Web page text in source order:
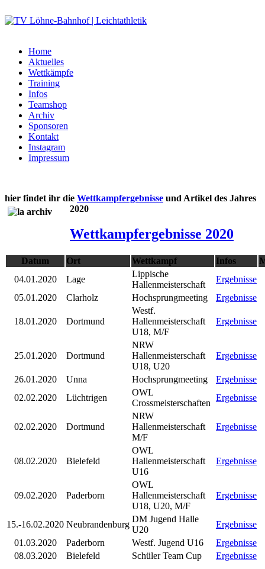
Home
Aktuelles
Wettkämpfe
Training
Infos
Teamshop
Archiv
Sponsoren
Kontakt
Instagram
Impressum
hier findet ihr die Wettkampfergebnisse und Artikel des Jahres
2020
Wettkampfergebnisse 2020
Datum Ort Wettkampf Infos
04.01.2020
Lage
Lippische
Hallenmeisterschaft
Ergebnisse
05.01.2020
Clarholz Hochsprungmeeting Ergebnisse
18.01.2020 Dortmund
Westf.
Hallenmeisterschaft
U18, M/F
Ergebnisse
25.01.2020 Dortmund
NRW
Hallenmeisterschaft
U18, U20
Ergebnisse
26.01.2020 Unna Hochsprungmeeting
Ergebnisse
02.02.2020
Lüchtrigen
OWL
Crossmeisterschaften
Ergebnisse
02.02.2020 Dortmund
NRW
Hallenmeisterschaft
M/F
Ergebnisse
08.02.2020 Bielefeld
OWL
Hallenmeisterschaft
U16
Ergebnisse
09.02.2020 Paderborn
OWL
Hallenmeisterschaft
U18, U20, M/F
Ergebnisse
15.-16.02.2020 Neubrandenburg
DM Jugend Halle
U20
Ergebnisse
01.03.2020
Paderborn Westf. Jugend U16
Ergebnisse
08.03.2020
Bielefeld Schüler Team Cup Ergebnisse